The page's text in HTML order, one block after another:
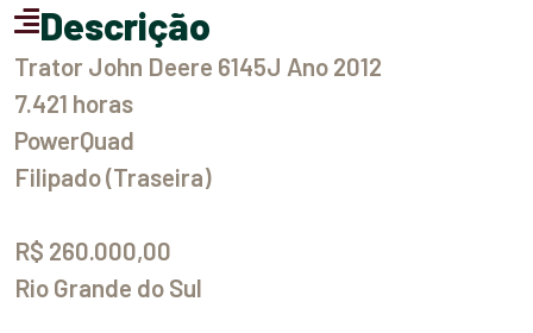
Descrição
Trator John Deere 6145J Ano 2012
7.421 horas
PowerQuad
Filipado (Traseira)
R$ 260.000,00
Rio Grande do Sul